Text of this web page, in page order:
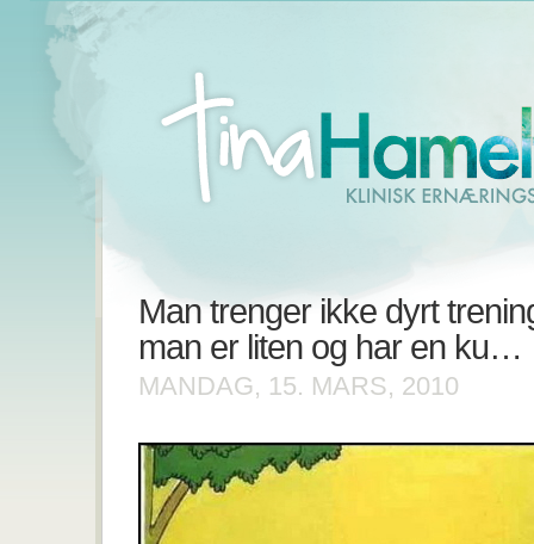
Man trenger ikke dyrt
man er liten og har en ku…
MANDAG, 15. MARS, 2010